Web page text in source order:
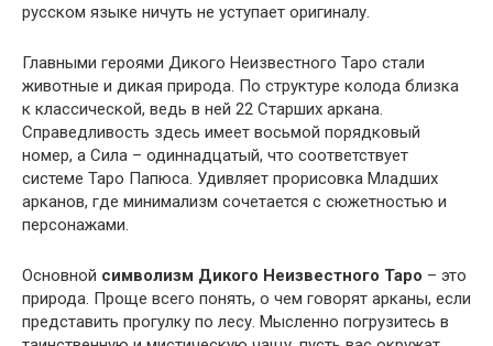
русском языке ничуть не уступает оригиналу.
Главными героями Дикого Неизвестного Таро стали
животные и дикая природа. По структуре колода близка
к классической, ведь в ней 22 Старших аркана.
Справедливость здесь имеет восьмой порядковый
номер, а Сила – одиннадцатый, что соответствует
системе Таро Папюса. Удивляет прорисовка Младших
арканов, где минимализм сочетается с сюжетностью и
персонажами.
Основной символизм Дикого Неизвестного Таро – это
природа. Проще всего понять, о чем говорят арканы, если
представить прогулку по лесу. Мысленно погрузитесь в